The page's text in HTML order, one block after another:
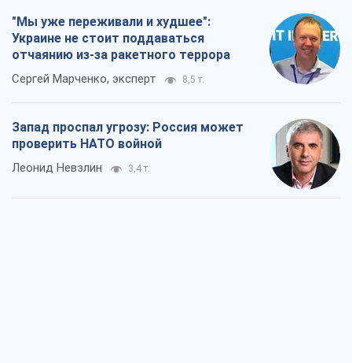
"Мы уже переживали и худшее":
Украине не стоит поддаваться
отчаянию из-за ракетного террора
Сергей Марченко, эксперт 8,5 т.
Запад проспал угрозу: Россия может
проверить НАТО войной
Леонид Невзлин 3,4 т.